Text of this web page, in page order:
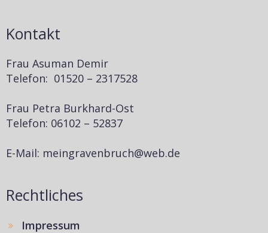
Kontakt
Frau Asuman Demir
Telefon: 01520 – 2317528
Frau Petra Burkhard-Ost
Telefon: 06102 – 52837
E-Mail: meingravenbruch@web.de
Rechtliches
Impressum